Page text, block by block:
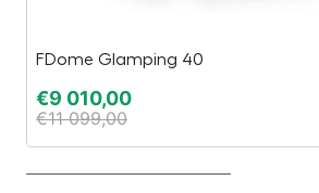
FDome Glamping 40
€9 010,00
€11 099,00